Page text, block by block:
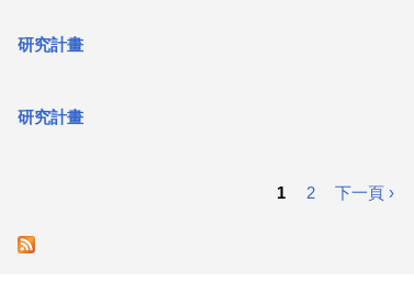
研究計畫
研究計畫
面
1 2 下一頁 ›